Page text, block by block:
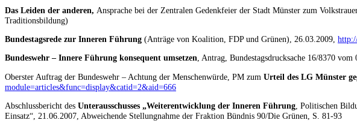
Das Leiden der anderen, Ansprache bei der Zentralen Gedenkfeier der Stadt Münster zum
Traditionsbildung)
Bundestagsrede zur Inneren Führung (Anträge von Koalition, FDP und Grünen), 26.03.2009,
Bundeswehr – Innere Führung konsequent umsetzen, Antrag, Bundestagsdrucksache 16/8370 vom
Oberster Auftrag der Bundeswehr – Achtung der Menschenwürde, PM zum Urteil des LG Münster
module=articles&func=display&catid=2&aid=666
Abschlussbericht des Unterausschusses „Weiterentwicklung der Inneren Führung, Politischen
Einsatz“, 21.06.2007, Abweichende Stellungnahme der Fraktion Bündnis 90/Die Grünen, S. 81-93